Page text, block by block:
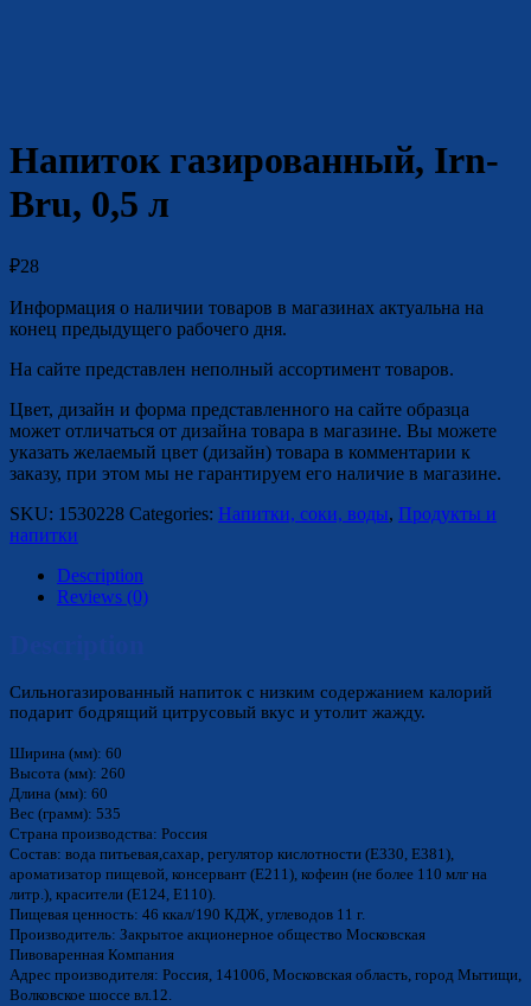
Напиток газированный, Irn-
Bru, 0,5 л
₽28
Информация о наличии товаров в магазинах актуальна на
конец предыдущего рабочего дня.
На сайте представлен неполный ассортимент товаров.
Цвет, дизайн и форма представленного на сайте образца
может отличаться от дизайна товара в магазине. Вы можете
указать желаемый цвет (дизайн) товара в комментарии к
заказу, при этом мы не гарантируем его наличие в магазине.
SKU: 1530228 Categories: Напитки, соки, воды, Продукты и
напитки
Description
Reviews (0)
Сильногазированный напиток с низким содержанием калорий
подарит бодрящий цитрусовый вкус и утолит жажду.
Ширина (мм): 60
Высота (мм): 260
Длина (мм): 60
Вес (грамм): 535
Страна производства: Россия
Состав: вода питьевая,сахар, регулятор кислотности (Е330, Е381),
ароматизатор пищевой, консервант (Е211), кофеин (не более 110 млг на
литр.), красители (Е124, Е110).
Пищевая ценность: 46 ккал/190 КДЖ, углеводов 11 г.
Производитель: Закрытое акционерное общество Московская
Пивоваренная Компания
Адрес производителя: Россия, 141006, Московская область, город Мытищи,
Волковское шоссе вл.12.